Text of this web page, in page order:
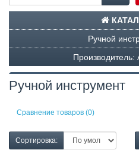
Ручной
Производитель:
Ручной инструмент
Сравнение товаров (0)
Сортировка: